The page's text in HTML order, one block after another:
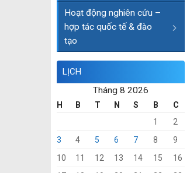
Hoạt động nghiên cứu –
hợp tác quốc tế & đào
tạo
LỊCH
Tháng 8 2026
H B T N S B
C
1
2
3
4 5 6 7 8
9
10
11 12 13 14 15
16